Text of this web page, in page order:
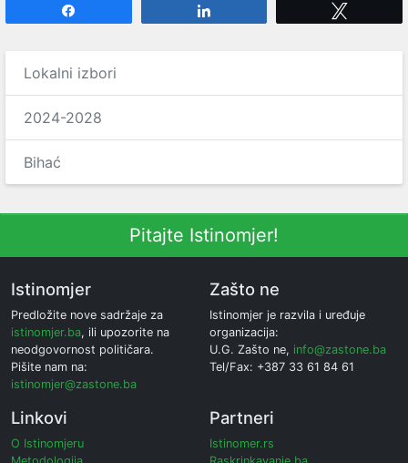
Lokalni izbori
2024-2028
Bihać
Pitajte Istinomjer!
Istinomjer
Predložite nove sadržaje za
istinomjer.ba, ili upozorite na
neodgovornost političara.
Pišite nam na:
istinomjer@zastone.ba
Zašto ne
Istinomjer je razvila i uređuje
organizacija:
U.G. Zašto ne, info@zastone.ba
Tel/Fax: +387 33 61 84 61
Linkovi
O Istinomjeru
Partneri
Istinomer.rs